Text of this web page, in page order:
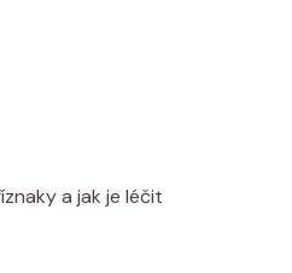
a jak je léčit